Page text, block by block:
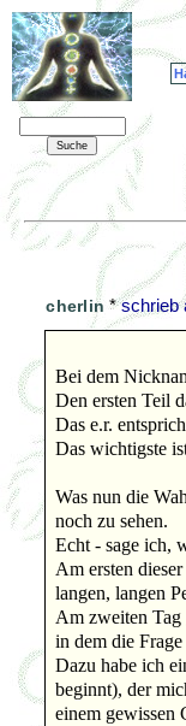
cherlin *schrieb
Bei dem
Den ersten Teil
Das e.r.
Das wichtigste
Was nun die
noch zu sehen.
Echt - sage ich,
Am ersten
langen, langen
Am zweiten Tag
in dem die
Dazu habe ich
beginnt), der
einem gewissen